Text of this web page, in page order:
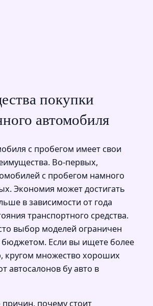
покупки
автомобиля
с пробегом имеет свои
Во-первых,
с пробегом намного
Экономия может достигать
в зависимости от года
транспортного средства.
выбор моделей ограничен
Если вы ищете более
кругом множество хороших
автосалонов бу авто в
причин, почему стоит